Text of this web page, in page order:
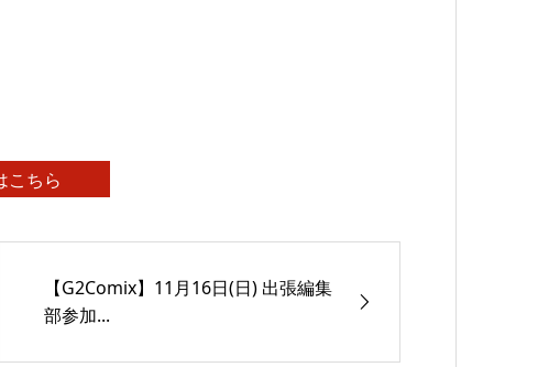
こちら
【G2Comix】11月16日(日) 出張編集
部参加...